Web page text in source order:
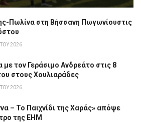
Πωλίνα στη Βήσσανη Πωγωνίουστις
2026
με τον Γεράσιμο Ανδρεάτο στις 8
στους Χουλιαράδες
2026
– Το Παιχνίδι της Χαράς» απόψε
της ΕΗΜ